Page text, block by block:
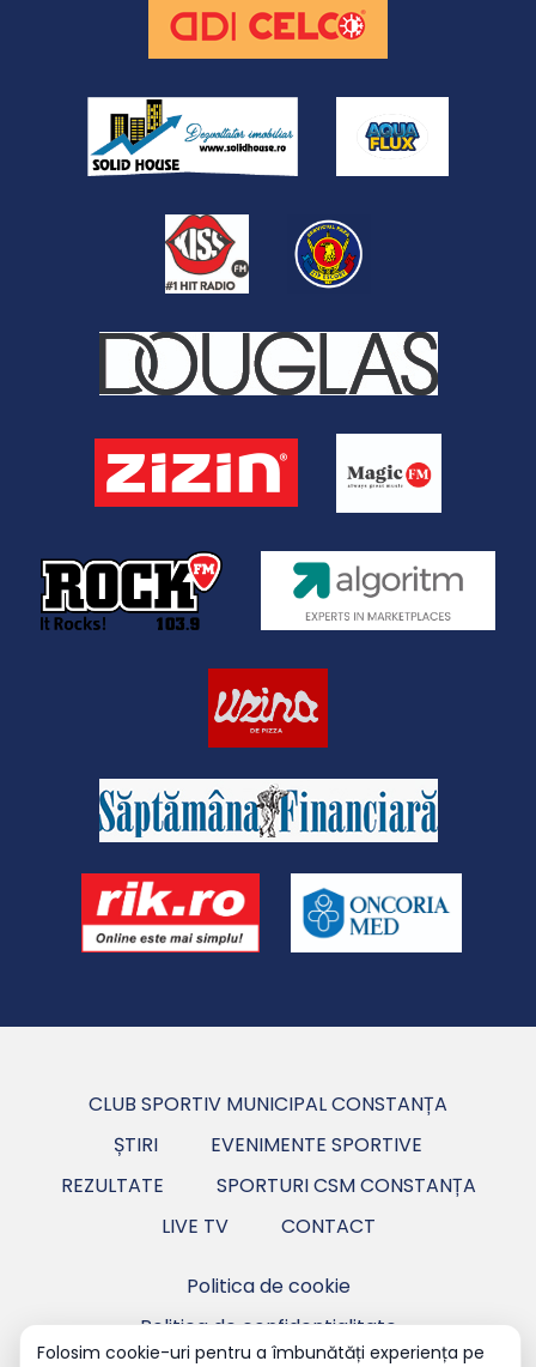
CLUB SPORTIV MUNICIPAL CONSTANȚA
ȘTIRI
EVENIMENTE SPORTIVE
REZULTATE
SPORTURI CSM CONSTANȚA
LIVE TV
CONTACT
Politica de cookie
Politica de confidentialitate
Folosim cookie-uri pentru a îmbunătăți experiența pe